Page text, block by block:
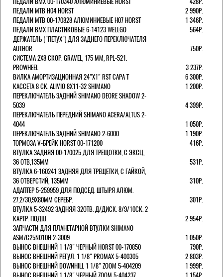
ПЕДАЛИ MTB H04 HORST
2 990Р.
ПЕДАЛИ MTB 00-170828 АЛЮМИНИЕВЫЕ H07 HORST
1 346Р.
ПЕДАЛИ BMX ПЛАСТИКОВЫЕ 6-14123 WELLGO
564Р.
ДЕРЖАТЕЛЬ ("ПЕТУХ") ДЛЯ ЗАДНЕГО ПЕРЕКЛЮЧАТЕЛЯ
AUTHOR
750Р.
СИСТЕМА 2Х8 СКОР. GRAVEL, 175 ММ, RPL-521.
PROWHEEL
3 237Р.
ВИЛКА АМОРТИЗАЦИОННАЯ 24"Х1" RST CAPA Т
6 300Р.
КАССЕТА 8 СК. ALIVIO 8Х11-32 SHIMANO
1 200Р.
ПЕРЕКЛЮЧАТЕЛЬ ЗАДНИЙ SHIMANO DEORE SHADOW 2-
5039
4 399Р.
ПЕРЕКЛЮЧАТЕЛЬ ПЕРЕДНИЙ SHIMANO ACERA/ALTUS 2-
4044
1 050Р.
ПЕРЕКЛЮЧАТЕЛЬ ЗАДНИЙ SHIMANO 2-6000
1 190Р.
ТОРМОЗА V-БРЕЙК HORST 00-171200
416Р.
ВТУЛКА ЗАДНЯЯ 00-170025 ДЛЯ ТРЕЩОТКИ, С ЭКСЦ,
36 ОТВ,135ММ
531Р.
ВТУЛКА 6-160241 ЗАДНЯЯ ДЛЯ ТРЕЩЕТКИ, С ГАЙКОЙ,
36 ОТВЕРСТИЙ, 135ММ
310Р.
АДАПТЕР 5-259959 ДЛЯ ПОДСЕД. ШТЫРЯ АЛЮМ.
27,2/30,9Х80ММ СЕРЕБР.
301Р.
ВТУЛКА 5-32492 ЗАДНЯЯ 32ОТВ. Д/ДИСК. 8/9/10СК. 2
КАРТР. ПОДШ.
2 954Р.
ЗАПЧАСТИ ДЛЯ ПЛАНЕТАРНОЙ ВТУЛКИ SHIMANO
ASM7C25N010H 2-3009
1 050Р.
ВЫНОС ВНЕШНИЙ 1 1/8" ЧЕРНЫЙ HORST 00-170850
790Р.
ВЫНОС ВНЕШНИЙ РЕГУЛ. 1 1/8" PROMAX 5-400305
2 803Р.
ВЫНОС ВНЕШНИЙ DOWNHILL 1 1/8" ZOOM 5-404209
1 999Р.
ВЫНОС ВНЕШНИЙ 1 1/8" ЧЕРНЫЙ ZOOM 5-404237
1 154Р.